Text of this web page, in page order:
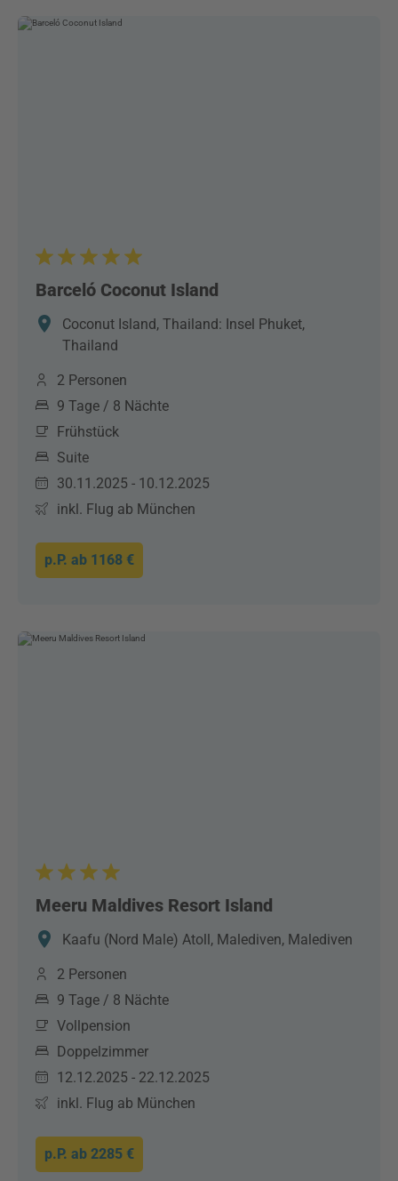
Barceló Coconut Island
Coconut Island, Thailand: Insel Phuket,
Thailand
2 Personen
9 Tage / 8 Nächte
Frühstück
Suite
30.11.2025 - 10.12.2025
inkl. Flug ab München
p.P. ab 1168 €
Meeru Maldives Resort Island
Kaafu (Nord Male) Atoll, Malediven, Malediven
2 Personen
9 Tage / 8 Nächte
Vollpension
Doppelzimmer
12.12.2025 - 22.12.2025
inkl. Flug ab München
p.P. ab 2285 €